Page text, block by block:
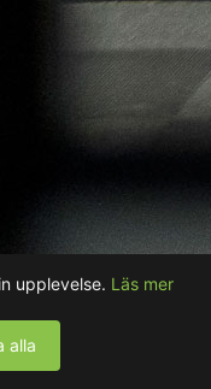
upplevelse. Läs mer
alla